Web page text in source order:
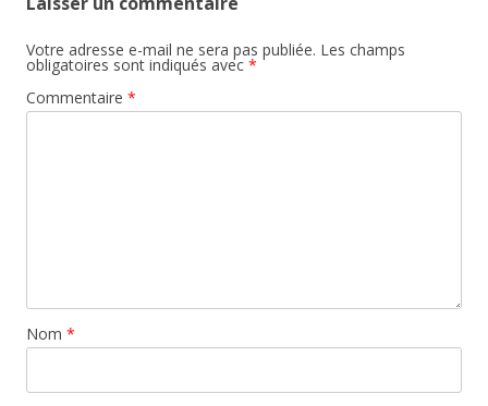
Votre adresse e-mail ne sera pas publiée. Les champs
obligatoires sont indiqués avec *
Commentaire *
Nom *